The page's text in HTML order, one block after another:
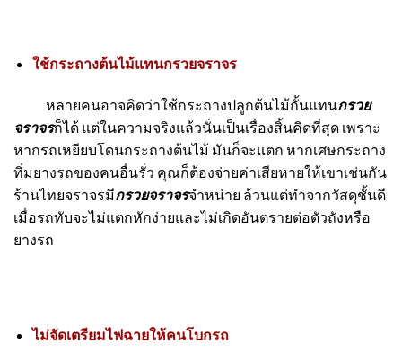
ใช้กระถางต้นไม้แทนกรวยจราจร
หลายคนอาจคิดว่าใช้กระถางปลูกต้นไม้กั้นแทนกรวย
จราจรก็ได้ แต่ในความจริงแล้วนั่นเป็นเรื่องสิ้นคิดที่สุด เพราะ
หากรถเหยียบโดนกระถางต้นไม้ มันก็จะแตก หากเศษกระถาง
ทิ่มยางรถของคนอื่นรั่ว คุณก็ต้องจ่ายค่าเสียหายให้เขาเช่นกัน
ร้านไทยจราจรมีกรวยจราจรจำหน่าย ล้วนแต่ทำจากวัสดุชั้นดี
เมื่อรถทับจะไม่แตกหักง่ายและไม่เกิดอันตรายต่อตัวถังหรือ
ยางรถ
ไม่จัดเตรียมไฟฉายให้คนโบกรถ